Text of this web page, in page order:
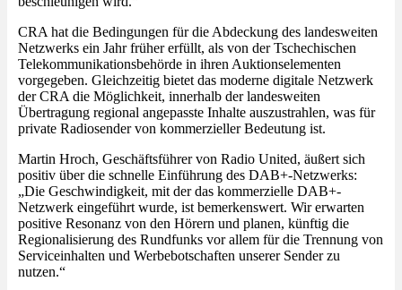
CRA hat die Bedingungen für die Abdeckung des landesweiten
Netzwerks ein Jahr früher erfüllt, als von der Tschechischen
Telekommunikationsbehörde in ihren Auktionselementen
vorgegeben. Gleichzeitig bietet das moderne digitale Netzwerk
der CRA die Möglichkeit, innerhalb der landesweiten
Übertragung regional angepasste Inhalte auszustrahlen, was für
private Radiosender von kommerzieller Bedeutung ist.
Martin Hroch, Geschäftsführer von Radio United, äußert sich
positiv über die schnelle Einführung des DAB+-Netzwerks:
„Die Geschwindigkeit, mit der das kommerzielle DAB+-
Netzwerk eingeführt wurde, ist bemerkenswert. Wir erwarten
positive Resonanz von den Hörern und planen, künftig die
Regionalisierung des Rundfunks vor allem für die Trennung von
Serviceinhalten und Werbebotschaften unserer Sender zu
nutzen.“